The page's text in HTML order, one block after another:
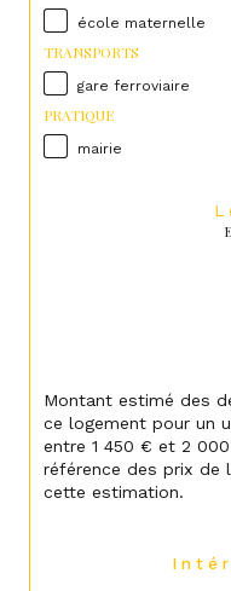
école maternelle
TRANSPORTS
gare ferroviaire
PRATIQUE
mairie
Montant estimé des
ce logement pour un
entre 1 450 € et 2
référence des prix de
cette estimation.